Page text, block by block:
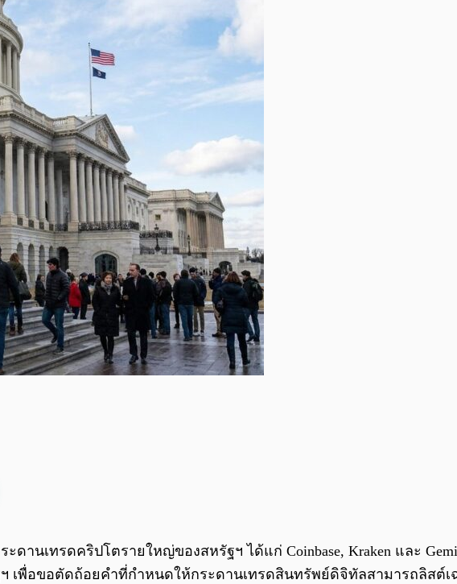
ะดานเทรดคริปโตรายใหญ่ของสหรัฐฯ ได้แก่ Coinbase, Kraken และ
เพื่อขอตัดถ้อยคำที่กำหนดให้กระดานเทรดสินทรัพย์ดิจิทัลสามารถลิสต์เ